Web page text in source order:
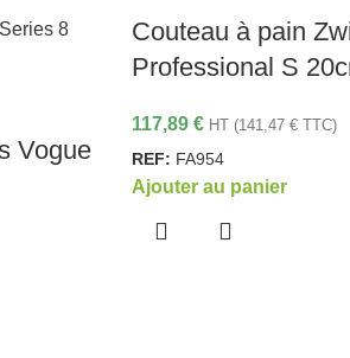
Vogue
Couteau à pain
Professional S
117,89 € HT (141,47 € TTC)
REF: FA954
Ajouter au panier